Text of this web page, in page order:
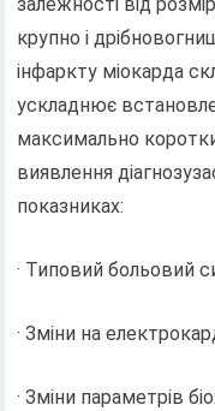
крупно і
інфаркту міокарда
ускладнює
максимально
виявлення
показниках:
· Типовий больовий
· Зміни на
· Зміни параметрів